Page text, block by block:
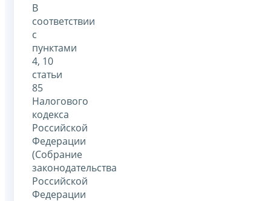
В
соответствии
с
пунктами
4, 10
статьи
85
Налогового
кодекса
Российской
Федерации
(Собрание
законодательства
Российской
Федерации